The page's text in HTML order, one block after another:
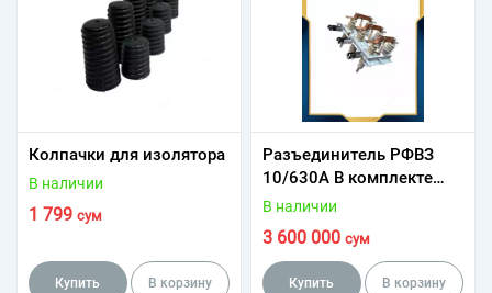
Колпачки для изолятора
В наличии
1 799 сум
Купить В корзину
Разъединитель РФВЗ
10/630А В комплекте
привод ПР - 10
В наличии
3 600 000 сум
Купить В корзину